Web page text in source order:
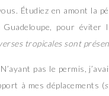
Étudiez en amont la
pour éviter
tropicales sont
N’ayant pas le permis,
à mes déplacements (